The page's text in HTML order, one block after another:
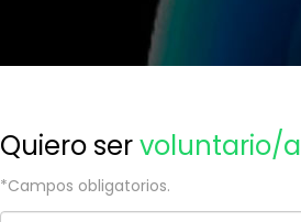
Quiero servoluntario/a
*Campos obligatorios.